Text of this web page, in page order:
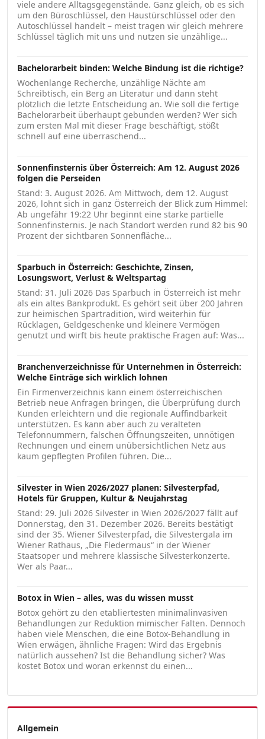
viele andere Alltagsgegenstände. Ganz gleich, ob es sich
um den Büroschlüssel, den Haustürschlüssel oder den
Autoschlüssel handelt – meist tragen wir gleich mehrere
Schlüssel täglich mit uns und nutzen sie unzählige...
Bachelorarbeit binden: Welche Bindung ist die richtige?
Wochenlange Recherche, unzählige Nächte am
Schreibtisch, ein Berg an Literatur und dann steht
plötzlich die letzte Entscheidung an. Wie soll die fertige
Bachelorarbeit überhaupt gebunden werden? Wer sich
zum ersten Mal mit dieser Frage beschäftigt, stößt
schnell auf eine überraschend...
Sonnenfinsternis über Österreich: Am 12. August 2026
folgen die Perseiden
Stand: 3. August 2026. Am Mittwoch, dem 12. August
2026, lohnt sich in ganz Österreich der Blick zum Himmel:
Ab ungefähr 19:22 Uhr beginnt eine starke partielle
Sonnenfinsternis. Je nach Standort werden rund 82 bis 90
Prozent der sichtbaren Sonnenfläche...
Sparbuch in Österreich: Geschichte, Zinsen,
Losungswort, Verlust & Weltspartag
Stand: 31. Juli 2026 Das Sparbuch in Österreich ist mehr
als ein altes Bankprodukt. Es gehört seit über 200 Jahren
zur heimischen Spartradition, wird weiterhin für
Rücklagen, Geldgeschenke und kleinere Vermögen
genutzt und wirft bis heute praktische Fragen auf: Was...
Branchenverzeichnisse für Unternehmen in Österreich:
Welche Einträge sich wirklich lohnen
Ein Firmenverzeichnis kann einem österreichischen
Betrieb neue Anfragen bringen, die Überprüfung durch
Kunden erleichtern und die regionale Auffindbarkeit
unterstützen. Es kann aber auch zu veralteten
Telefonnummern, falschen Öffnungszeiten, unnötigen
Rechnungen und einem unübersichtlichen Netz aus
kaum gepflegten Profilen führen. Die...
Silvester in Wien 2026/2027 planen: Silvesterpfad,
Hotels für Gruppen, Kultur & Neujahrstag
Stand: 29. Juli 2026 Silvester in Wien 2026/2027 fällt auf
Donnerstag, den 31. Dezember 2026. Bereits bestätigt
sind der 35. Wiener Silvesterpfad, die Silvestergala im
Wiener Rathaus, „Die Fledermaus“ in der Wiener
Staatsoper und mehrere klassische Silvesterkonzerte.
Wer als Paar...
Botox in Wien – alles, was du wissen musst
Botox gehört zu den etabliertesten minimalinvasiven
Behandlungen zur Reduktion mimischer Falten. Dennoch
haben viele Menschen, die eine Botox-Behandlung in
Wien erwägen, ähnliche Fragen: Wird das Ergebnis
natürlich aussehen? Ist die Behandlung sicher? Was
kostet Botox und woran erkennst du einen...
Allgemein